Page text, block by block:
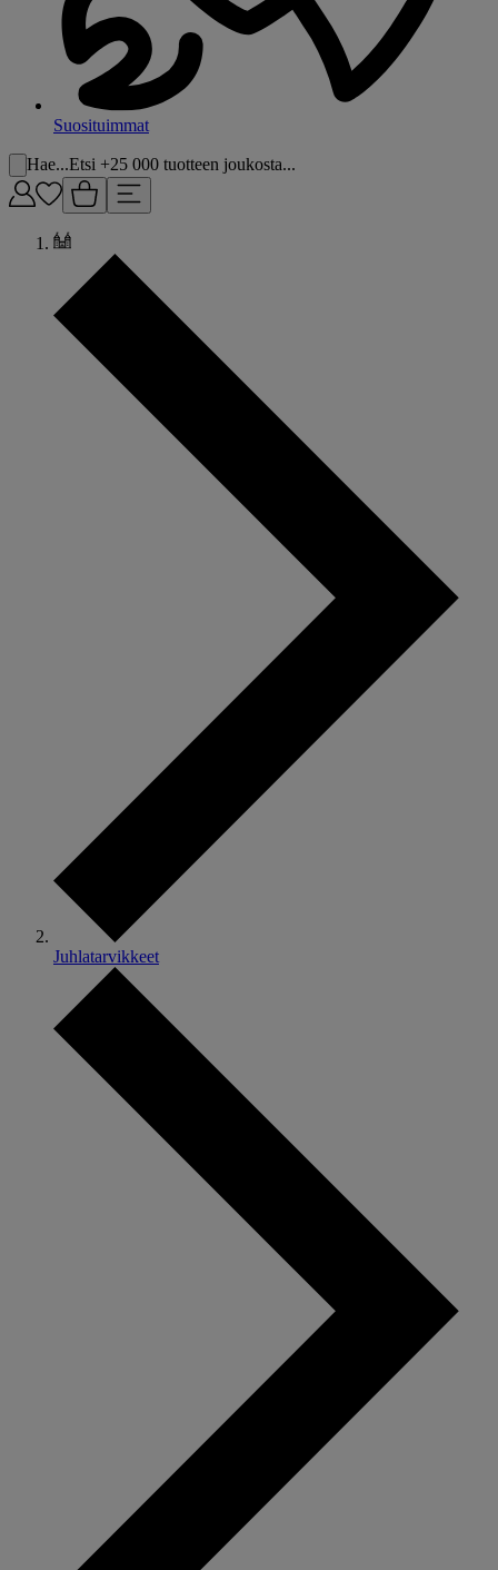
Suosituimmat
Hae...Etsi +25 000 tuotteen joukosta...
Juhlatarvikkeet